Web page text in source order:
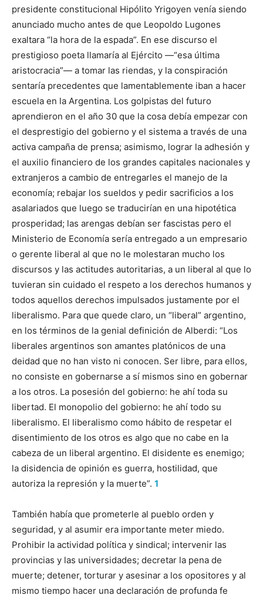
presidente constitucional Hipólito Yrigoyen venía siendo
anunciado mucho antes de que Leopoldo Lugones
exaltara “la hora de la espada”. En ese discurso el
prestigioso poeta llamaría al Ejército —“esa última
aristocracia”— a tomar las riendas, y la conspiración
sentaría precedentes que lamentablemente iban a hacer
escuela en la Argentina. Los golpistas del futuro
aprendieron en el año 30 que la cosa debía empezar con
el desprestigio del gobierno y el sistema a través de una
activa campaña de prensa; asimismo, lograr la adhesión y
el auxilio financiero de los grandes capitales nacionales y
extranjeros a cambio de entregarles el manejo de la
economía; rebajar los sueldos y pedir sacrificios a los
asalariados que luego se traducirían en una hipotética
prosperidad; las arengas debían ser fascistas pero el
Ministerio de Economía sería entregado a un empresario
o gerente liberal al que no le molestaran mucho los
discursos y las actitudes autoritarias, a un liberal al que lo
tuvieran sin cuidado el respeto a los derechos humanos y
todos aquellos derechos impulsados justamente por el
liberalismo. Para que quede claro, un “liberal” argentino,
en los términos de la genial definición de Alberdi: “Los
liberales argentinos son amantes platónicos de una
deidad que no han visto ni conocen. Ser libre, para ellos,
no consiste en gobernarse a sí mismos sino en gobernar
a los otros. La posesión del gobierno: he ahí toda su
libertad. El monopolio del gobierno: he ahí todo su
liberalismo. El liberalismo como hábito de respetar el
disentimiento de los otros es algo que no cabe en la
cabeza de un liberal argentino. El disidente es enemigo;
la disidencia de opinión es guerra, hostilidad, que
autoriza la represión y la muerte”. 1
También había que prometerle al pueblo orden y
seguridad, y al asumir era importante meter miedo.
Prohibir la actividad política y sindical; intervenir las
provincias y las universidades; decretar la pena de
muerte; detener, torturar y asesinar a los opositores y al
mismo tiempo hacer una declaración de profunda fe